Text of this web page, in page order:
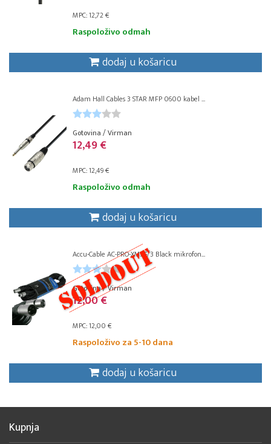
MPC: 12,72 €
Raspoloživo odmah
dodaj u košaricu
Adam Hall Cables 3 STAR MFP 0600 kabel ...
Gotovina / Virman
12,49 €
MPC: 12,49 €
Raspoloživo odmah
dodaj u košaricu
Accu-Cable AC-PRO-XMXF/3 Black mikrofon...
Gotovina / Virman
12,00 €
MPC: 12,00 €
Raspoloživo za 5-10 dana
dodaj u košaricu
Kupnja